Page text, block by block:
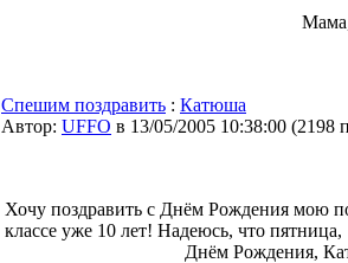
Спешим поздравить : Катюша
Автор: UFFO в 13/05/2005 10:38:00 (2198
Хочу поздравить с Днём Рождения мою
классе уже 10 лет! Надеюсь, что
Днём Рождения,